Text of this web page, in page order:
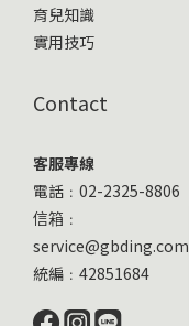
育兒知識
實用技巧
Contact
客服專線
電話﹕02-2325-8806
信箱﹕
service@gbding.com
統編﹕42851684